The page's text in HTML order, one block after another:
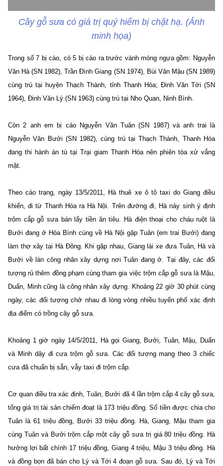
Cây gỗ sưa có giá trị quý hiếm bị chặt hạ. (Ảnh
minh họa)
Trong số 7 bị cáo, có 5 bị cáo ra trước vành móng ngựa gồm: Nguyễn
Văn Hà (SN 1982), Trần Đình Giang (SN 1974), Bùi Văn Mậu (SN 1989)
cùng trú tại huyện Thạch Thành, tỉnh Thanh Hóa; Đinh Văn Tới (SN
1964), Đinh Văn Lý (SN 1963) cùng trú tại Nho Quan, Ninh Bình.
Còn 2 anh em bị cáo Nguyễn Văn Tuân (SN 1987) và anh trai là
Nguyễn Văn Bưởi (SN 1982), cùng trú tại Thạch Thành, Thanh Hóa
đang thi hành án tù tại Trại giam Thanh Hóa nên phiên tòa xử vắng
mặt.
Theo cáo trạng, ngày 13/5/2011, Hà thuê xe ô tô taxi do Giang điều
khiển, đi từ Thanh Hóa ra Hà Nội. Trên đường đi, Hà nảy sinh ý định
trộm cắp gỗ sưa bán lấy tiền ăn tiêu. Hà điện thoại cho cháu ruột là
Bưởi đang ở Hòa Bình cùng về Hà Nội gặp Tuân (em trai Bưởi) đang
làm thợ xây tại Hà Đông. Khi gặp nhau, Giang lái xe đưa Tuân, Hà và
Bưởi về lán công nhân xây dựng nơi Tuân đang ở. Tại đây, các đối
tượng rủ thêm đồng phạm cùng tham gia việc trộm cắp gỗ sưa là Mậu,
Duẩn, Minh cũng là công nhân xây dựng. Khoảng 22 giờ 30 phút cùng
ngày, các đối tượng chở nhau đi lòng vòng nhiều tuyến phố xác định
địa điểm có trồng cây gỗ sưa.
Khoảng 1 giờ ngày 14/5/2011, Hà gọi Giang, Bưởi, Tuân, Mậu, Duẩn
và Minh dậy đi cưa trộm gỗ sưa. Các đối tượng mang theo 3 chiếc
cưa đã chuẩn bị sẵn, vẫy taxi đi trộm cắp.
Cơ quan điều tra xác định, Tuân, Bưởi đã 4 lần trộm cắp 4 cây gỗ sưa,
tổng giá trị tài sản chiếm đoạt là 173 triệu đồng. Số tiền được chia cho
Tuân là 61 triệu đồng, Bưởi 33 triệu đồng. Hà, Giang, Mậu tham gia
cùng Tuân và Bưởi trộm cắp một cây gỗ sưa trị giá 80 triệu đồng. Hà
hưởng lợi bất chính 17 triệu đồng, Giang 4 triệu, Mậu 3 triệu đồng. Hà
và đồng bọn đã bán cho Lý và Tới 4 đoạn gỗ sưa. Sau đó, Lý và Tới